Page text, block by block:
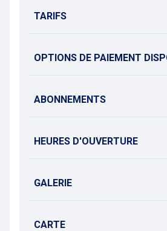
TARIFS
OPTIONS DE PAIEMENT
ABONNEMENTS
HEURES D'OUVERTURE
GALERIE
CARTE